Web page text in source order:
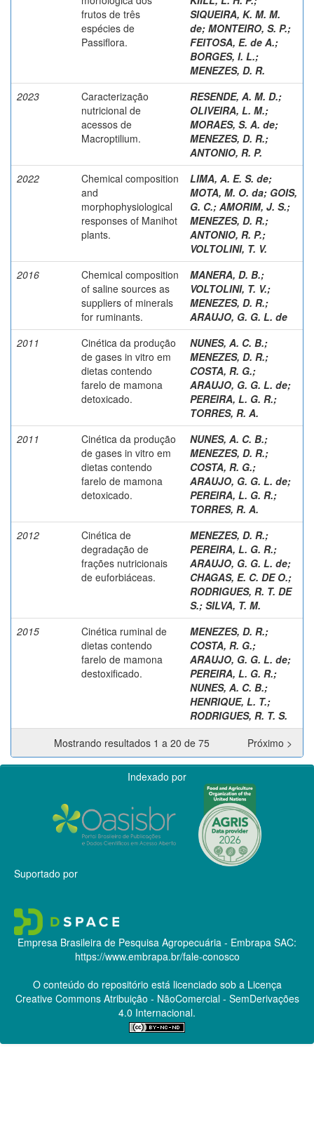
frutos de três
espécies de
Passiflora.
SIQUEIRA, K. M. M.
de; MONTEIRO, S. P.;
FEITOSA, E. de A.;
BORGES, I. L.;
MENEZES, D. R.
2023
Caracterização
nutricional de
acessos de
Macroptilium.
RESENDE, A. M. D.;
OLIVEIRA, L. M.;
MORAES, S. A. de;
MENEZES, D. R.;
ANTONIO, R. P.
2022
Chemical composition
and
morphophysiological
responses of Manihot
plants.
LIMA, A. E. S. de;
MOTA, M. O. da; GOIS,
G. C.; AMORIM, J. S.;
MENEZES, D. R.;
ANTONIO, R. P.;
VOLTOLINI, T. V.
2016
Chemical composition
of saline sources as
suppliers of minerals
for ruminants.
MANERA, D. B.;
VOLTOLINI, T. V.;
MENEZES, D. R.;
ARAUJO, G. G. L. de
2011
Cinética da produção
de gases in vitro em
dietas contendo
farelo de mamona
detoxicado.
NUNES, A. C. B.;
MENEZES, D. R.;
COSTA, R. G.;
ARAUJO, G. G. L. de;
PEREIRA, L. G. R.;
TORRES, R. A.
2011
Cinética da produção
de gases in vitro em
dietas contendo
farelo de mamona
detoxicado.
NUNES, A. C. B.;
MENEZES, D. R.;
COSTA, R. G.;
ARAUJO, G. G. L. de;
PEREIRA, L. G. R.;
TORRES, R. A.
2012
Cinética de
degradação de
frações nutricionais
de euforbiáceas.
MENEZES, D. R.;
PEREIRA, L. G. R.;
ARAUJO, G. G. L. de;
CHAGAS, E. C. DE O.;
RODRIGUES, R. T. DE
S.; SILVA, T. M.
2015
Cinética ruminal de
dietas contendo
farelo de mamona
destoxificado.
MENEZES, D. R.;
COSTA, R. G.;
ARAUJO, G. G. L. de;
PEREIRA, L. G. R.;
NUNES, A. C. B.;
HENRIQUE, L. T.;
RODRIGUES, R. T. S.
Mostrando resultados 1 a 20 de 75
Próximo >
Indexado por
Suportado por
Empresa Brasileira de Pesquisa Agropecuária - Embrapa SAC:
https://www.embrapa.br/fale-conosco
O conteúdo do repositório está licenciado sob a Licença
Creative CommonsAtribuição - NãoComercial - SemDerivações
4.0 Internacional.